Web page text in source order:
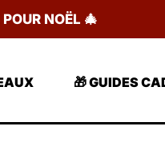
NOËL 🎄
🎁 GUIDES